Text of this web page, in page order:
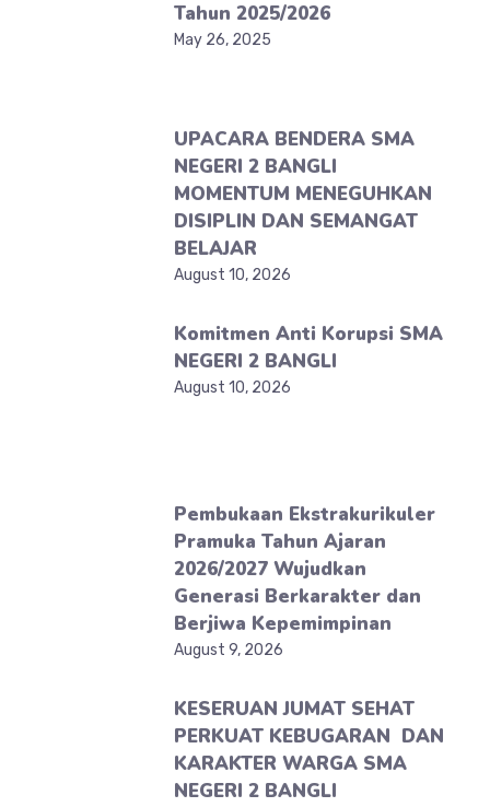
Tahun 2025/2026
May 26, 2025
UPACARA BENDERA SMA
NEGERI 2 BANGLI
MOMENTUM MENEGUHKAN
DISIPLIN DAN SEMANGAT
BELAJAR
August 10, 2026
Komitmen Anti Korupsi SMA
NEGERI 2 BANGLI
August 10, 2026
Pembukaan Ekstrakurikuler
Pramuka Tahun Ajaran
2026/2027 Wujudkan
Generasi Berkarakter dan
Berjiwa Kepemimpinan
August 9, 2026
KESERUAN JUMAT SEHAT
PERKUAT KEBUGARAN DAN
KARAKTER WARGA SMA
NEGERI 2 BANGLI